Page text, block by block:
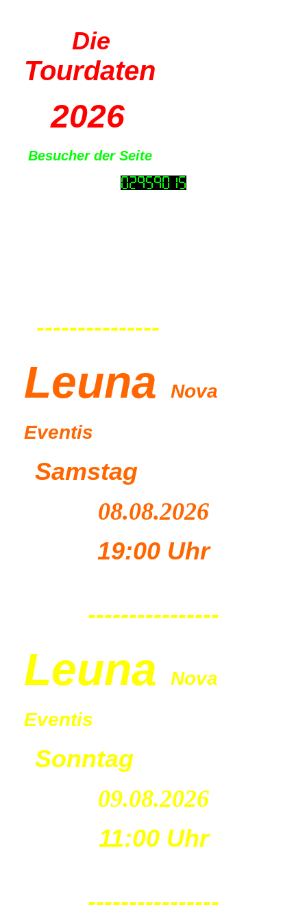
Die
Tourdaten
2026
Besucher der Seite
---------------
Leuna
Nova
Eventis
Samstag
08.08.2026
19:00 Uhr
----------------
Leuna
Nova
Eventis
Sonntag
09.08.2026
11:00 Uhr